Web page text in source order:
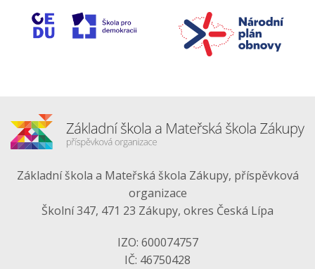
Základní škola a Mateřská škola Zákupy, příspěvková
organizace
Školní 347, 471 23 Zákupy, okres Česká Lípa
IZO: 600074757
IČ: 46750428